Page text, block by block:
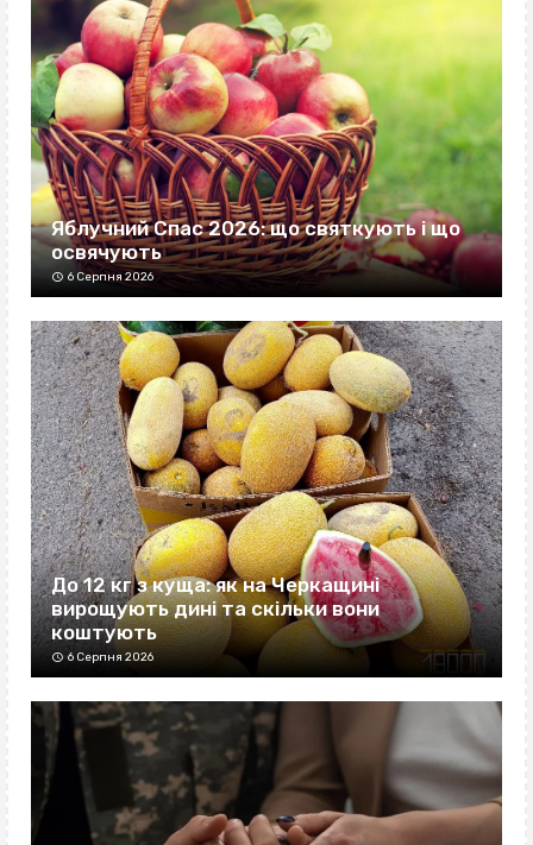
Яблучний Спас 2026: що святкують і що
освячують
6 Серпня 2026
До 12 кг з куща: як на Черкащині
вирощують дині та скільки вони
коштують
6 Серпня 2026